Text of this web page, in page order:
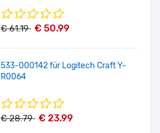
€ 61.19 € 50.99
533-000142 für Logitech Craft Y-
R0064
€ 28.79 € 23.99